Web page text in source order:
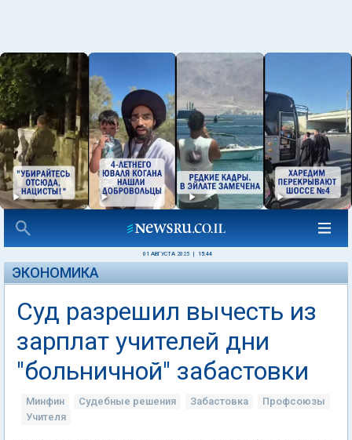
01 АВГУСТА 2025 15:44
ЭКОНОМИКА
Суд разрешил вычесть из
зарплат учителей дни
"больничной" забастовки
Минфин Судебные решения Забастовка
Профсоюзы
Учителя